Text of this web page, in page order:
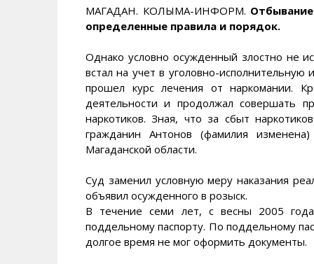
МАГАДАН. КОЛЫМА-ИНФОРМ.
определенные правила и порядок.
Однако условно осужденный злостно не
встал на учет в уголовно-
прошел курс лечения от наркомании.
деятельности и продолжал совершать
наркотиков. Зная, что за сбыт
гражданин Антонов (фамилия
Магаданской области.
Суд заменил условную меру наказания
объявил осужденного в розыск.
В течение семи лет, с весны 2005
поддельному паспорту. По поддельному
долгое время не мог оформить документы.